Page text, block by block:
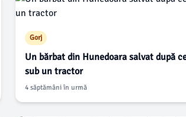
Gorj
Un bărbat din Hunedoara salvat după
sub un tractor
4 săptămâni în urmă